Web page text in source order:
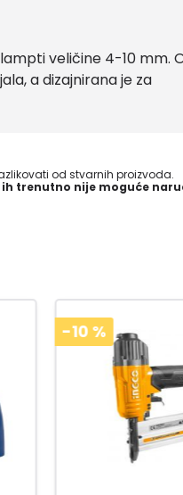
veličine 4-10 mm.
a dizajnirana je za
od stvarnih proizvoda.
trenutno nije moguće
-10 %